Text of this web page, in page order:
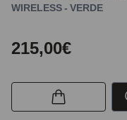
WIRELESS - VERDE
215,00€